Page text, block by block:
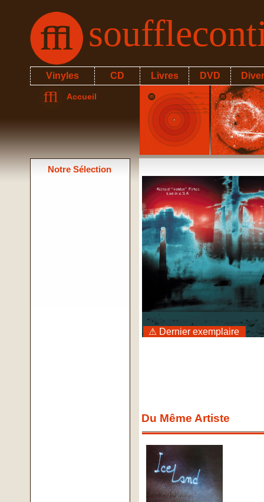
Vinyles CD Livres DVD
Accueil
Notre Sélection
⚠ Dernier exemplaire
Du Même Artiste